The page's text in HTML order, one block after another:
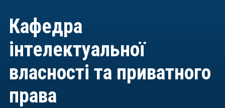
Кафедра
інтелектуальної
власності та приватного
права